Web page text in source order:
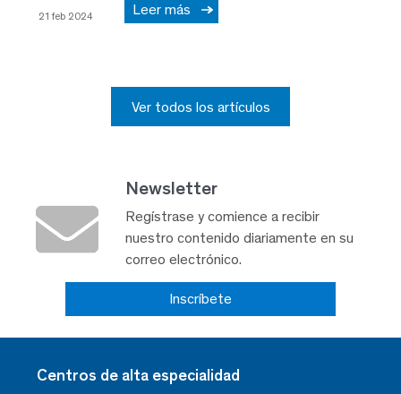
21 feb 2024 Leer más
Ver todos los artículos
Newsletter
Regístrase y comience a recibir
nuestro contenido diariamente en su
correo electrónico.
Inscríbete
Centros de alta especialidad